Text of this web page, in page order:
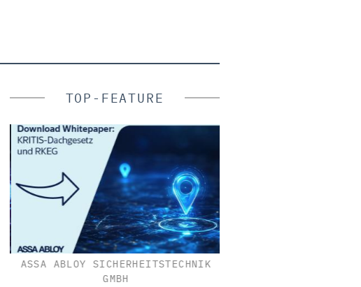
TOP-FEATURE
ASSA ABLOY SICHERHEITSTECHNIK
GMBH